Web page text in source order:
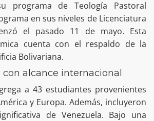
programa de Teología Pastoral
en sus niveles de Licenciatura
el pasado 11 de mayo. Esta
cuenta con el respaldo de la
Bolivariana.
alcance internacional
a 43 estudiantes provenientes
y Europa. Además, incluyeron
de Venezuela. Bajo una